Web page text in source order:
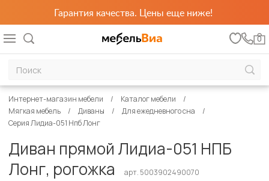
Гарантия качества. Цены еще ниже!
0
Интернет-магазин мебели
Каталог мебели
Мягкая мебель
Диваны
Для ежедневного сна
Серия Лидиа-051 Нпб Лонг
Диван прямой Лидиа-051 НПБ
Лонг, рогожка
арт. 5003902490070